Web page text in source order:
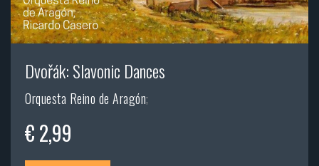
Dvořák: Slavonic Dances
Orquesta Reino de Aragón;
€ 2,99